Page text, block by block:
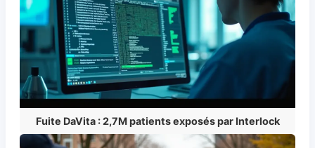
Fuite DaVita : 2,7M patients exposés par Interlock